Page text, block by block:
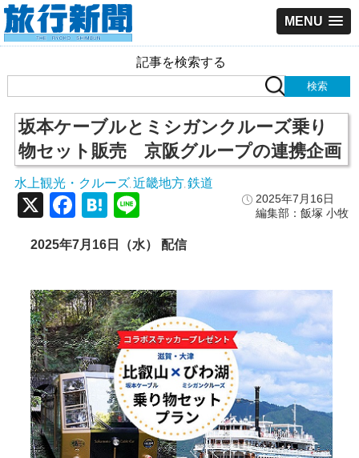
MENU
記事を検索する
坂本ケーブルとミシガンクルーズ乗り
物セット販売 京阪グループの連携企画
水上観光・クルーズ 近畿地方 鉄道
2025年7月16日
編集部：飯塚 小牧
X Facebook
Hatena
2025年7月16日（水） 配信